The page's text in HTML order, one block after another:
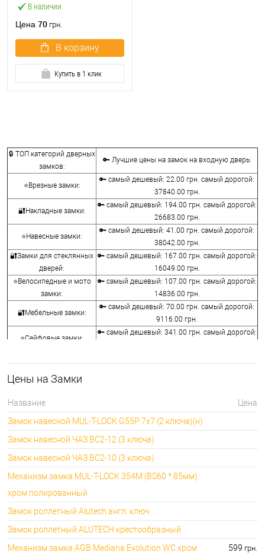
В наличии
Цена 70 грн.
В корзину
Купить в 1 клик
🔒 ТОП категорий дверных
замков:
🔑 Лучшие цены на замок на входную дверь:
⭐Врезные замки:
🔑 самый дешевый: 22.00 грн. самый дорогой:
37840.00 грн.
🔐Накладные замки:
🔑 самый дешевый: 194.00 грн. самый дорогой:
26683.00 грн.
⭐Навесные замки:
🔑 самый дешевый: 41.00 грн. самый дорогой:
38042.00 грн.
🔐Замки для стеклянных
дверей:
🔑 самый дешевый: 167.00 грн. самый дорогой:
16049.00 грн.
⭐Велосипедные и мото
замки:
🔑 самый дешевый: 107.00 грн. самый дорогой:
14836.00 грн.
🔐Мебельные замки:
🔑 самый дешевый: 70.00 грн. самый дорогой:
9116.00 грн.
⭐Сейфовые замки:
🔑 самый дешевый: 341.00 грн. самый дорогой:
🔐Кодовые замки:
⭐Противопожарная
🔐Замки для ролетов:
🔑 самый дешевый: 600.00 грн. самый дорогой:
660.00 грн.
Цены на Замки
Название
Цена
Замок навесной MUL-T-LOCK G55P 7x7 (2 ключа)(н)
Замок навесной ЧАЗ ВС2-12 (3 ключа)
Замок навесной ЧАЗ ВС2-10 (3 ключа)
Механизм замка MUL-T-LOCK 354M (BS60 * 85мм)
хром полированный
Замок роллетный Alutech англ. ключ
Замок роллетный ALUTECH крестообразный
Механизм замка AGB Mediana Evolution WC хром
599 грн.